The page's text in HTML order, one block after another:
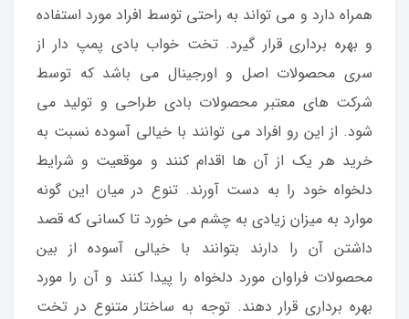
همراه دارد و می تواند به راحتی توسط افراد مورد استفاده
و بهره برداری قرار گیرد. تخت خواب بادی پمپ دار از
سری محصولات اصل و اورجینال می باشد که توسط
شرکت های معتبر محصولات بادی طراحی و تولید می
شود. از این رو افراد می توانند با خیالی آسوده نسبت به
خرید هر یک از آن ها اقدام کنند و موقعیت و شرایط
دلخواه خود را به دست آورند. تنوع در میان این گونه
موارد به میزان زیادی به چشم می خورد تا کسانی که قصد
داشتن آن را دارند بتوانند با خیالی آسوده از بین
محصولات فراوان مورد دلخواه را پیدا کنند و آن را مورد
بهره برداری قرار دهند. توجه به ساختار متنوع در تخت